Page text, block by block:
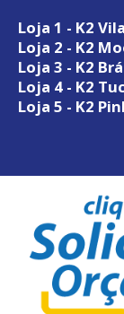
Loja 1 - K2
Loja 2 - K2
Loja 3 - K2
Loja 4 - K2
Loja 5 - K2